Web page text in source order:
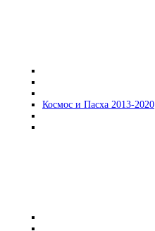
Космос и Пасха 2013-2020